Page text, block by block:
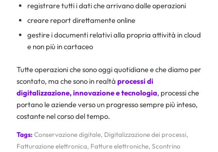
registrare tutti i dati che arrivano dalle operazioni
creare report direttamente online
gestire i documenti relativi alla propria attività in cloud
e non più in cartaceo
Tutte operazioni che sono oggi quotidiane e che diamo per
scontato, ma che sono in realtà processi di
digitalizzazione, innovazione e tecnologia, processi che
portano le aziende verso un progresso sempre più inteso,
costante nel corso del tempo.
Tags:Conservazione digitale, Digitalizzazione dei processi,
Fatturazione elettronica, Fatture elettroniche, Scontrino